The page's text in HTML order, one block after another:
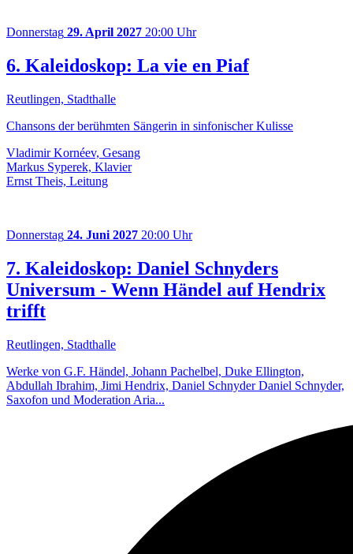
Donnerstag 29. April 2027 20:00 Uhr
6. Kaleidoskop: La vie en Piaf
Reutlingen, Stadthalle
Chansons der berühmten Sängerin in sinfonischer Kulisse
Vladimir Kornéev, Gesang
Markus Syperek, Klavier
Ernst Theis, Leitung
Donnerstag 24. Juni 2027 20:00 Uhr
7. Kaleidoskop: Daniel Schnyders
Universum - Wenn Händel auf Hendrix
trifft
Reutlingen, Stadthalle
Werke von G.F. Händel, Johann Pachelbel, Duke Ellington,
Abdullah Ibrahim, Jimi Hendrix, Daniel Schnyder Daniel Schnyder,
Saxofon und Moderation Aria...